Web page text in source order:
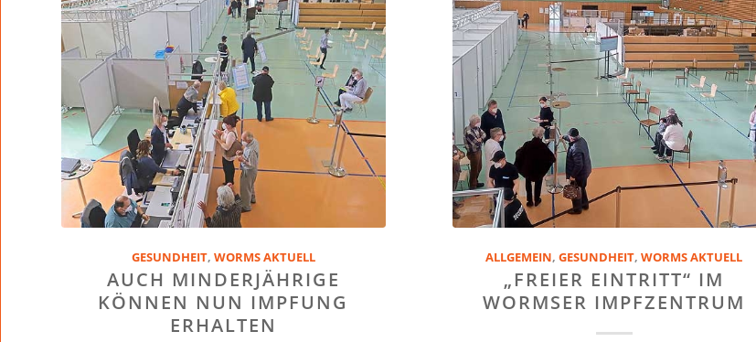
GESUNDHEIT, WORMS AKTUELL
AUCH MINDERJÄHRIGE
KÖNNEN NUN IMPFUNG
ERHALTEN
ALLGEMEIN,GESUNDHEIT,WORMS AKTUELL
„FREIER EINTRITT“ IM
WORMSER IMPFZENTRUM